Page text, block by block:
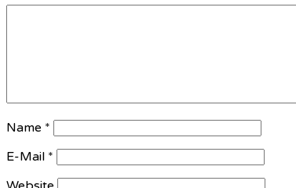
Name *
E-Mail *